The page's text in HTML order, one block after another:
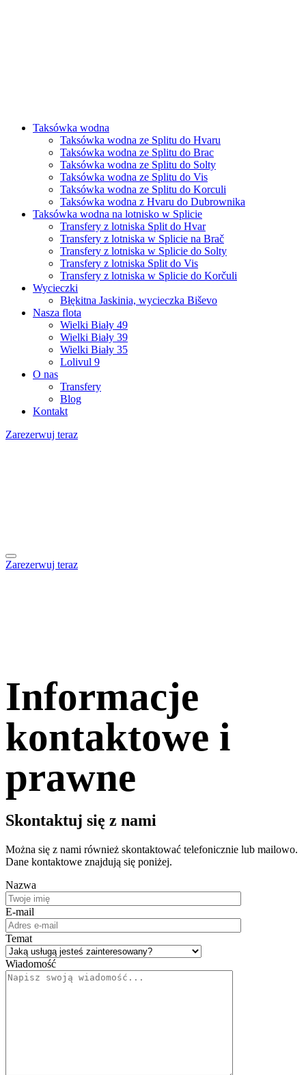
Taksówka wodna
Taksówka wodna ze Splitu do Hvaru
Taksówka wodna ze Splitu do Brac
Taksówka wodna ze Splitu do Solty
Taksówka wodna ze Splitu do Vis
Taksówka wodna ze Splitu do Korculi
Taksówka wodna z Hvaru do Dubrownika
Taksówka wodna na lotnisko w Splicie
Transfery z lotniska Split do Hvar
Transfery z lotniska w Splicie na Brač
Transfery z lotniska w Splicie do Solty
Transfery z lotniska Split do Vis
Transfery z lotniska w Splicie do Korčuli
Wycieczki
Błękitna Jaskinia, wycieczka Biševo
Nasza flota
Wielki Biały 49
Wielki Biały 39
Wielki Biały 35
Lolivul 9
O nas
Transfery
Blog
Kontakt
Zarezerwuj teraz
Zarezerwuj teraz
Informacje
kontaktowe i
prawne
Skontaktuj się z nami
Można się z nami również skontaktować telefonicznie lub mailowo.
Dane kontaktowe znajdują się poniżej.
Nazwa
E-mail
Temat
Wiadomość